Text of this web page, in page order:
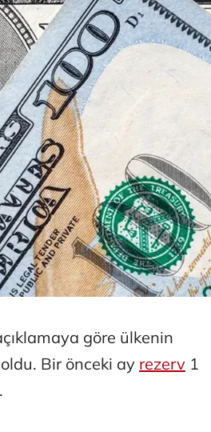
göre ülkenin
Bir önceki ay rezerv 1